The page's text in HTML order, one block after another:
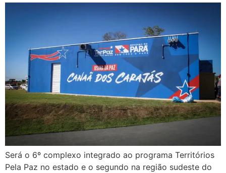
Será o 6º complexo integrado ao programa Territórios
Pela Paz no estado e o segundo na região sudeste do